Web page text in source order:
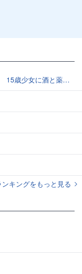
捕 「薬もありますよ」とSNSで誘い出し
キングをもっと見る